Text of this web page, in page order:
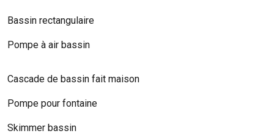
Bassin rectangulaire
Pompe à air bassin
Cascade de bassin fait maison
Pompe pour fontaine
Skimmer bassin